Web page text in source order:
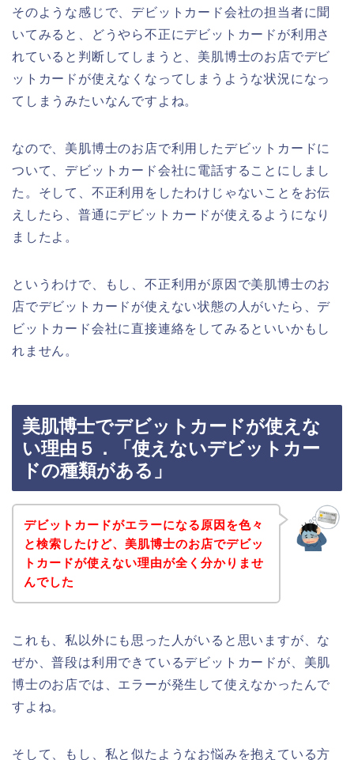
そのような感じで、デビットカード会社の担当者に聞
いてみると、どうやら不正にデビットカードが利用さ
れていると判断してしまうと、美肌博士のお店でデビ
ットカードが使えなくなってしまうような状況になっ
てしまうみたいなんですよね。
なので、美肌博士のお店で利用したデビットカードに
ついて、デビットカード会社に電話することにしまし
た。そして、不正利用をしたわけじゃないことをお伝
えしたら、普通にデビットカードが使えるようになり
ましたよ。
というわけで、もし、不正利用が原因で美肌博士のお
店でデビットカードが使えない状態の人がいたら、デ
ビットカード会社に直接連絡をしてみるといいかもし
れません。
美肌博士でデビットカードが使えな
い理由５．「使えないデビットカー
ドの種類がある」
デビットカードがエラーになる原因を色々
と検索したけど、美肌博士のお店でデビッ
トカードが使えない理由が全く分かりませ
んでした
これも、私以外にも思った人がいると思いますが、な
ぜか、普段は利用できているデビットカードが、美肌
博士のお店では、エラーが発生して使えなかったんで
すよね。
そして、もし、私と似たようなお悩みを抱えている方